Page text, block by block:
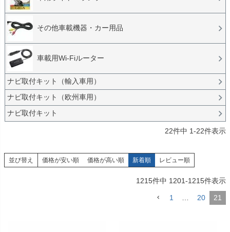
その他車載機器・カー用品
車載用Wi-Fiルーター
ナビ取付キット（輸入車用）
ナビ取付キット（欧州車用）
ナビ取付キット
22件中 1-22件表示
並び替え 価格が安い順 価格が高い順 新着順 レビュー順
1215件中 1201-1215件表示
1 20 21